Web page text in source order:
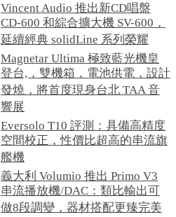
Vincent Audio 推出新CD唱盤
CD-600 和綜合擴大機 SV-600，
延續經典 solidLine 系列榮耀
Magnetar Ultima 極致藍光機皇
登台,，雙機箱，電池供電，設計
發燒，將首度現身台北 TAA 音
響展
Eversolo T10 評測：具備高精度
空間校正，性價比超高的串流旗
艦機
義大利 Volumio 推出 Primo V3
串流播放機/DAC：類比輸出可
做8段調變，器材搭配更臻完美